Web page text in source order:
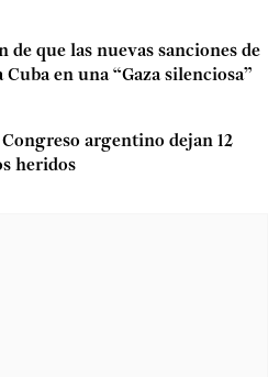
de que las nuevas sanciones de
en una “Gaza silenciosa”
argentino dejan 12
heridos